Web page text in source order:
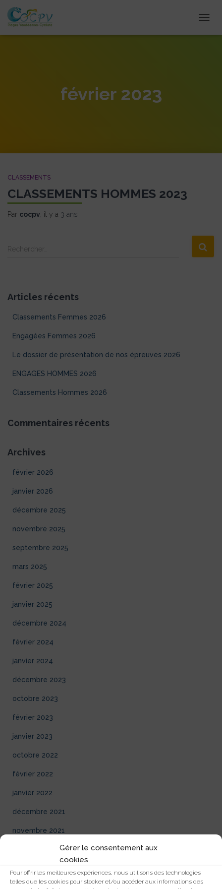
Gérer le consentement aux
cookies
Pour offrir les meilleures expériences, nous utilisons des technologies
telles que les cookies pour stocker et/ou accéder aux informations des
février 2023
CLASSEMENTS
CLASSEMENTS HOMMES 2023
Par cocpv , il y a 3 ans
R
r
Rechercher…
Articles récents
Classements Femmes 2026
Engagées Femmes 2026
Le dossier de présentation de nos épreuves 2026
ENGAGES HOMMES 2026
Classements Hommes 2026
Commentaires récents
Archives
février 2026
janvier 2026
décembre 2025
novembre 2025
septembre 2025
mars 2025
février 2025
janvier 2025
décembre 2024
février 2024
janvier 2024
décembre 2023
octobre 2023
février 2023
janvier 2023
octobre 2022
février 2022
janvier 2022
décembre 2021
novembre 2021
décembre 2020
décembre 2019